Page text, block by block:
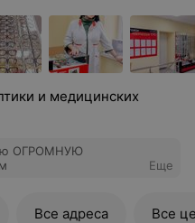
и медицинских
ОГРОМНУЮ
Еще
Все адреса Все